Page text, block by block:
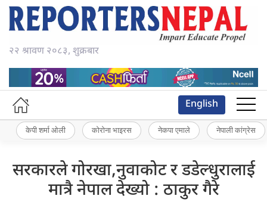
२२ श्रावण २०८३, शुक्रबार
English
केपी शर्मा ओली कोरोना भाइरस नेकपा एमाले नेपाली कांग्रेस
सरकारले गोरखा,नुवाकोट र डडेल्धुरालाई
मात्रै नेपाल देख्यो : ठाकुर गैरे